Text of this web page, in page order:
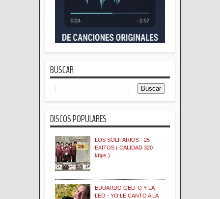
BUSCAR
DISCOS POPULARES
LOS SOLITARIOS - 25
EXITOS ( CALIDAD 320
kbps )
EDUARDO GELFO Y LA
LEO - YO LE CANTO A LA